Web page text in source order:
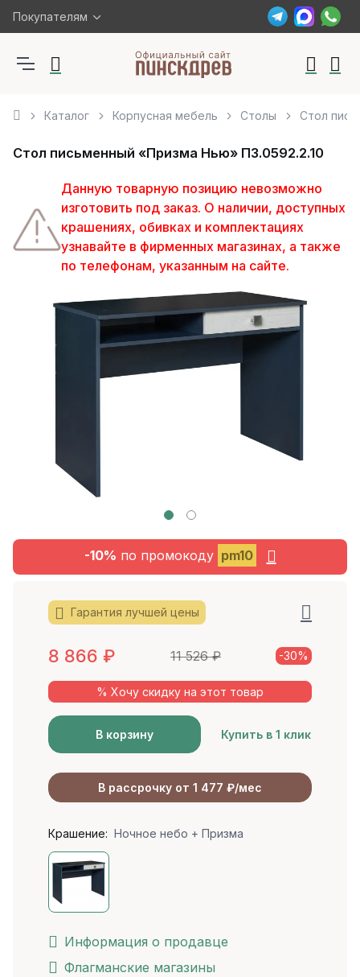
Покупателям
Каталог Корпусная мебель Столы Стол
Стол письменный «Призма Нью» П3.0592.2.10
Данную товарную позицию невозможно
изготовить под заказ. О наличии, доступных
крашениях, обивках и комплектациях
узнавайте в фирменных магазинах, а также
по телефонам, указанным на сайте.
-10% по промокоду pm10
Гарантия лучшей цены
8 866 ₽ 11 526₽ -30%
% Хочу скидку на этот товар
В корзину Купить в 1 клик
В рассрочку от 1 477 ₽/мес
Крашение: Ночное небо + Призма
Информация о продавце
Флагманские магазины